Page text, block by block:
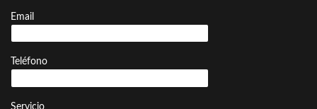
Email
Teléfono
Servicio